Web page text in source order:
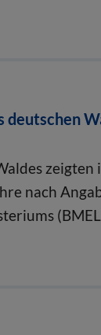
deutschen
nach